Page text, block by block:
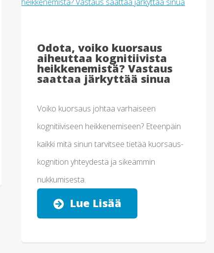
Odota, voiko kuorsaus
aiheuttaa kognitiivista
heikkenemistä? Vastaus
saattaa järkyttää sinua
Voiko kuorsaus johtaa varhaiseen
kognitiiviseen heikkenemiseen? Eteenpäin
kaikki mitä sinun tarvitsee tietää kuorsaus-
kognition yhteydestä ja sikeämmin
nukkumisesta.
Lue Lisää